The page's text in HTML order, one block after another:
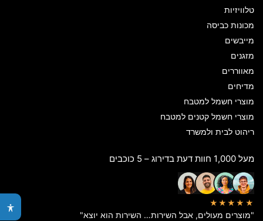
טלוויזיות
מכונות כביסה
מייבשים
מזגנים
מאווררים
מדיחים
מוצרי חשמל למטבח
מוצרי חשמל קטנים למטבח
ריהוט לבית ולמשרד
מעל 1,000 חוות דעת בדירוג – 5 כוכבים
★★★★★
"מוצרים מעולים, אבל השירות… השירות הוא יוצא"